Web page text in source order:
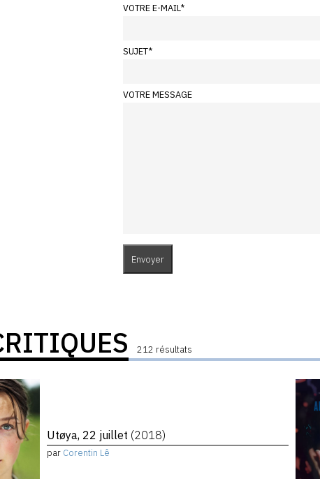
VOTRE E-MAIL*
SUJET*
VOTRE MESSAGE
212 résultats
Utøya, 22 juillet (2018)
par Corentin Lê